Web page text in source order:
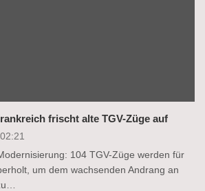
frischt alte TGV-Züge auf
104 TGV-Züge werden für
um dem wachsenden Andrang an